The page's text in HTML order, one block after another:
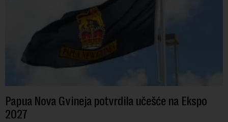
Papua Nova Gvineja potvrdila učešće na Ekspo
2027